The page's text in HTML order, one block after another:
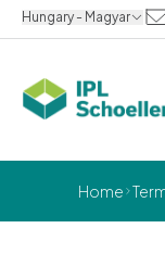
Hungary - Magyar
Home